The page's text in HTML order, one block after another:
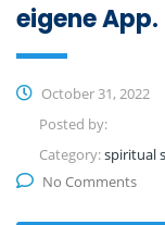
eigene App.
October 31, 2022
Posted by:
Category:spiritual
No Comments